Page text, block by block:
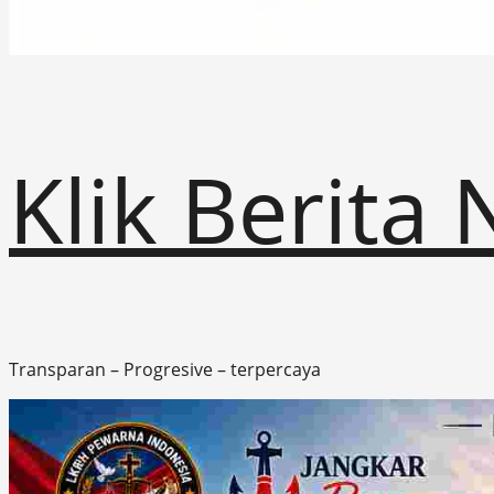
Klik Berita
Transparan – Progresive – terpercaya